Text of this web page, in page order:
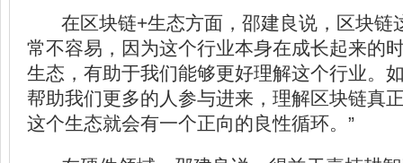
在区块链+生态方面，邵建良说，区块链
常不容易，因为这个行业本身在成长起来的
生态，有助于我们能够更好理解这个行业。
帮助我们更多的人参与进来，理解区块链真
这个生态就会有一个正向的良性循环。”